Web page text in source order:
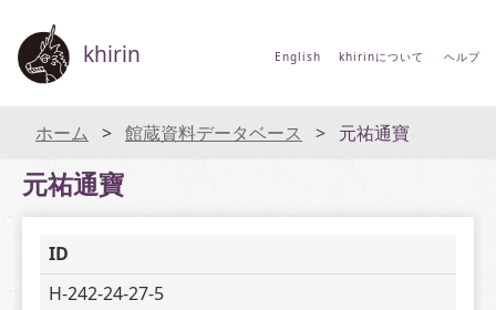
khirin English khirinについて ヘルプ
ホーム 館蔵資料データベース 元祐通寶
元祐通寶
ID
H-242-24-27-5